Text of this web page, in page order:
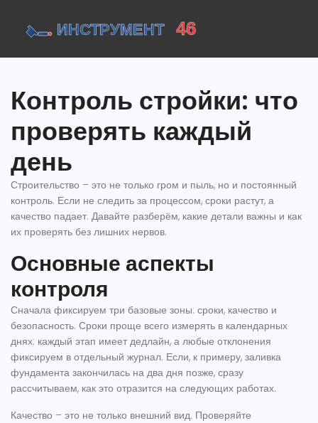
Контроль стройки: что
проверять каждый
день
Строительство – это не только гром и пыль, но и постоянный
контроль. Если не следить за процессом, сроки растут, а
качество падает. Давайте разберём, какие детали важны и как
их проверять без лишних нервов.
Основные аспекты
контроля
Сначала фиксируем три базовые зоны: сроки, качество и
безопасность. Сроки проще всего измерять в календарных
днях: каждый этап имеет дедлайн, а любые отклонения
фиксируем в отдельный журнал. Если, к примеру, заливка
фундамента закончилась на два дня позже, сразу
рассчитываем, как это отразится на следующих работах.
Качество – это не только внешний вид. Проверяйте